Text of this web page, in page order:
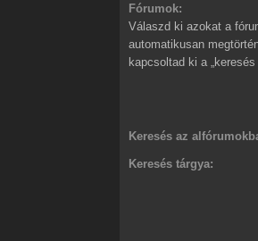
Fórumok:
Válaszd ki azokat a
automatikusan
kapcsoltad ki a
Keresés az
Keresés tárgya: